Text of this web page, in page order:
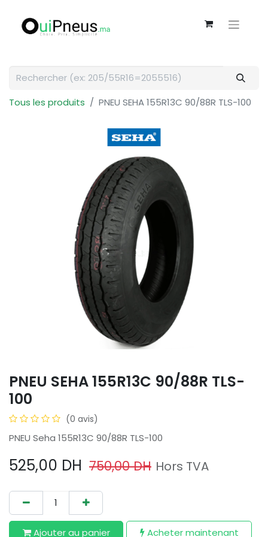
Tous les produits PNEU SEHA 155R13C 90/88R TLS-100
PNEU SEHA 155R13C 90/88R TLS-
100
(0 avis)
PNEU Seha 155R13C 90/88R TLS-100
525,00 DH 750,00DH Hors TVA
Ajouter au​ panier Acheter maintenant